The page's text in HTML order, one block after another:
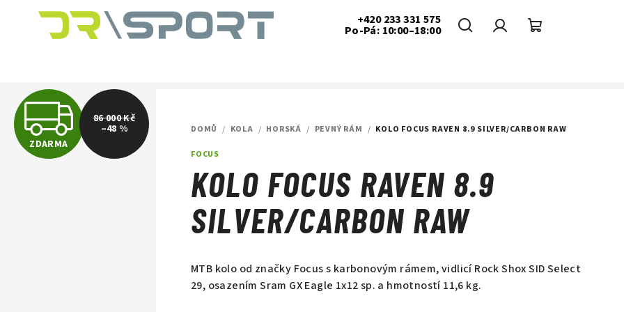
+420 233 331 575
Po-Pá: 10:00–18:00
DOMŮ / KOLA / HORSKÁ / PEVNÝ RÁM / KOLO FOCUS RAVEN 8.9 SILVER/CARBON RAW
FOCUS
KOLO FOCUS RAVEN 8.9
SILVER/CARBON RAW
MTB kolo od značky Focus s karbonovým rámem, vidlicí Rock Shox SID Select
29, osazením Sram GX Eagle 1x12 sp. a hmotností 11,6 kg.
Z
D
ZDARMA
86 000 Kč
–48 %